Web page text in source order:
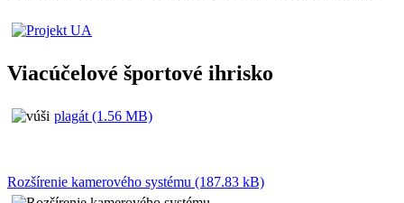
Viacúčelové športové ihrisko
plagát (1.56 MB)
Rozšírenie kamerového systému (187.83 kB)